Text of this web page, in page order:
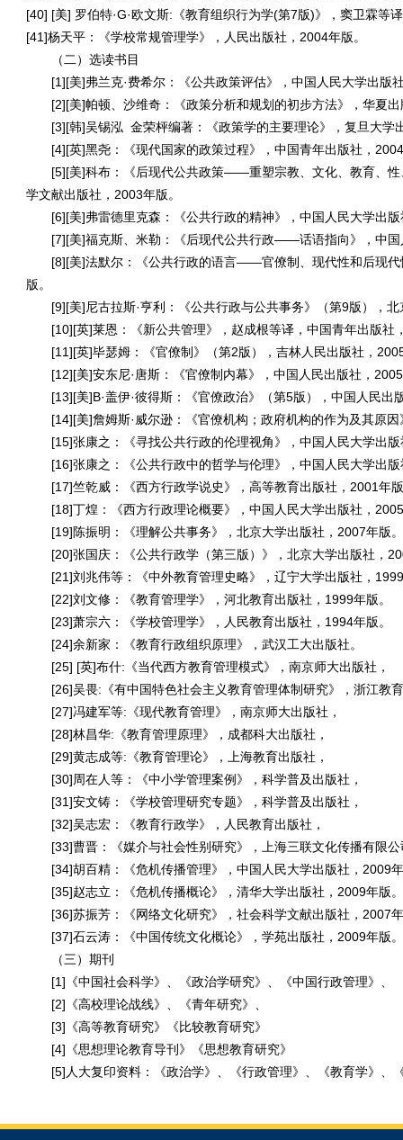
[40] [美] 罗伯特·G·欧文斯: 《教育组织行为学(第7版)》，窦卫霖等
[41]杨天平：《学校常规管理学》，人民出版社， 2004年版。
（二）选读书目
[1][美]弗兰克·费希尔：《公共政策评估》，中国人民大学出版
[2][美]帕顿、沙维奇：《政策分析和规划的初步方法》，华夏
[3][韩]吴锡泓 金荣枰编著：《政策学的主要理论》，复旦大学
[4][英]黑尧：《现代国家的政策过程》，中国青年出版社，
[5][美]科布：《后现代公共政策——重塑宗教、文化、教育、
学文献出版社， 2003年版。
[6][美]弗雷德里克森：《公共行政的精神》，中国人民大学出
[7][美]福克斯、米勒：《后现代公共行政——话语指向》，中
[8][美]法默尔：《公共行政的语言——官僚制、现代性和后现
版。
[9][美]尼古拉斯·亨利：《公共行政与公共事务》（第9版），
[10][英]莱恩：《新公共管理》，赵成根等译，中国青年出版社
[11][英]毕瑟姆：《官僚制》（第2版），吉林人民出版社，
[12][美]安东尼· 唐斯：《官僚制内幕》，中国人民出版社， 2005
[13][美]B·盖伊·彼得斯：《官僚政治》（第5版），中国人民出
[14][美]詹姆斯· 威尔逊：《官僚机构；政府机构的作为及其原
[15]张康之：《寻找公共行政的伦理视角》，中国人民大学出版
[16]张康之：《公共行政中的哲学与伦理》，中国人民大学出版
[17]竺乾威：《西方行政学说史》，高等教育出版社， 2001年
[18]丁煌：《西方行政理论概要》，中国人民大学出版社，
[19]陈振明：《理解公共事务》，北京大学出版社， 2007年版
[20]张国庆：《公共行政学（第三版）》，北京大学出版社，
[21]刘兆伟等：《中外教育管理史略》，辽宁大学出版社，
[22]刘文修：《教育管理学》，河北教育出版社， 1999年版。
[23]萧宗六：《学校管理学》，人民教育出版社， 1994年版。
[24]余新家：《教育行政组织原理》，武汉工大出版社。
[25] [英]布什: 《当代西方教育管理模式》，南京师大出版社，
[26]吴畏: 《有中国特色社会主义教育管理体制研究》，浙江教
[27]冯建军等: 《现代教育管理》，南京师大出版社，
[28]林昌华: 《教育管理原理》，成都科大出版社，
[29]黄志成等: 《教育管理论》，上海教育出版社，
[30]周在人等：《中小学管理案例》，科学普及出版社，
[31]安文铸：《学校管理研究专题》，科学普及出版社，
[32]吴志宏：《教育行政学》，人民教育出版社，
[33]曹晋：《媒介与社会性别研究》，上海三联文化传播有限公
[34]胡百精：《危机传播管理》，中国人民大学出版社， 2009
[35]赵志立：《危机传播概论》，清华大学出版社， 2009年版
[36]苏振芳：《网络文化研究》，社会科学文献出版社， 2007
[37]石云涛：《中国传统文化概论》，学苑出版社， 2009年版
（三）期刊
[1]《中国社会科学》、《政治学研究》、《中国行政管理》、
[2]《高校理论战线》、《青年研究》、
[3]《高等教育研究》《比较教育研究》
[4]《思想理论教育导刊》《思想教育研究》
[5]人大复印资料：《政治学》、《行政管理》、《教育学》、